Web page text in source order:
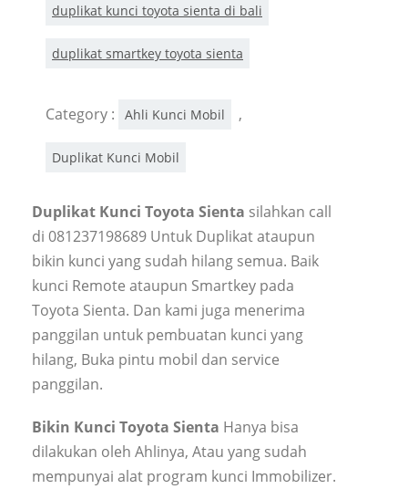
duplikat kunci toyota sienta di bali
duplikat smartkey toyota sienta
Category : Ahli Kunci Mobil ,
Duplikat Kunci Mobil
Duplikat Kunci Toyota Sienta silahkan call
di 081237198689 Untuk Duplikat ataupun
bikin kunci yang sudah hilang semua. Baik
kunci Remote ataupun Smartkey pada
Toyota Sienta. Dan kami juga menerima
panggilan untuk pembuatan kunci yang
hilang, Buka pintu mobil dan service
panggilan.
Bikin Kunci Toyota Sienta Hanya bisa
dilakukan oleh Ahlinya, Atau yang sudah
mempunyai alat program kunci Immobilizer.